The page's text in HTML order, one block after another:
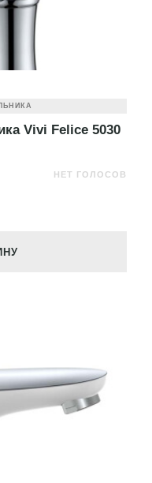
Vivi Felice 5030
НЕТ ГОЛОСОВ